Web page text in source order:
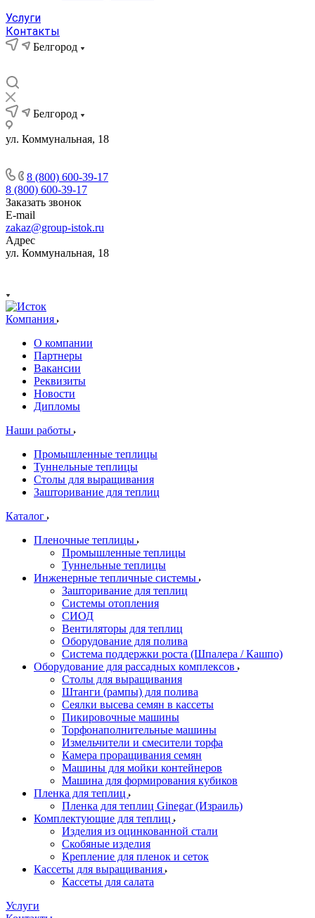
Услуги
Контакты
Белгород
Белгород
ул. Коммунальная, 18
8 (800) 600-39-17
8 (800) 600-39-17
Заказать звонок
E-mail
zakaz@group-istok.ru
Адрес
ул. Коммунальная, 18
Компания
О компании
Партнеры
Вакансии
Реквизиты
Новости
Дипломы
Наши работы
Промышленные теплицы
Туннельные теплицы
Столы для выращивания
Зашторивание для теплиц
Каталог
Пленочные теплицы
Промышленные теплицы
Туннельные теплицы
Инженерные тепличные системы
Зашторивание для теплиц
Системы отопления
СИОД
Вентиляторы для теплиц
Оборудование для полива
Система поддержки роста (Шпалера / Кашпо)
Оборудование для рассадных комплексов
Столы для выращивания
Штанги (рампы) для полива
Сеялки высева семян в кассеты
Пикировочные машины
Торфонаполнительные машины
Измельчители и смесители торфа
Камера проращивания семян
Машины для мойки контейнеров
Машина для формирования кубиков
Пленка для теплиц
Пленка для теплиц Ginegar (Израиль)
Комплектующие для теплиц
Изделия из оцинкованной стали
Скобяные изделия
Крепление для пленок и сеток
Кассеты для выращивания
Кассеты для салата
Услуги